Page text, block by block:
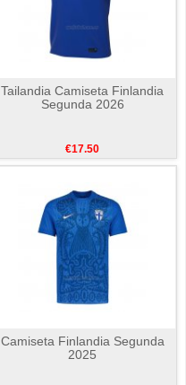
Tailandia Camiseta Finlandia
Segunda 2026
€17.50
Camiseta Finlandia Segunda
2025